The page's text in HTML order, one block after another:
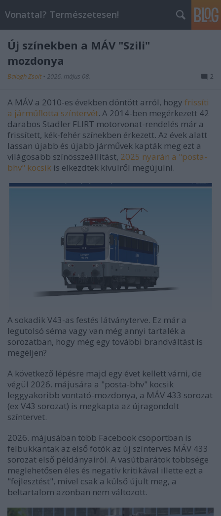
Vonattal? Természetesen!
Új színekben a MÁV "Szili"
mozdonya
Balogh Zsolt • 2026. május 08. 2
A MÁV a 2010-es években döntött arról, hogy frissíti
a járműflotta színtervét. A 2014-ben megérkezett 42
darabos Stadler FLIRT motorvonat-rendelés már a
frissített, kék-fehér színekben érkezett. Az évek alatt
lassan újabb és újabb járművek kapták meg ezt a
világosabb színösszeállítást, 2025 nyarán a "posta-
bhv" kocsik is elkezdtek kívülről megújulni.
A sokadik V43-as festés látványterve. Ez már a
legutolsó séma vagy van még annyi tartalék a
sorozatban, hogy még egy további brandváltást is
megéljen?
A következő lépésre majd egy évet kellett várni, de
végül 2026. májusára a "posta-bhv" kocsik
leggyakoribb vontató-mozdonya, a MÁV 433 sorozat
(ex V43 sorozat) is megkapta az újragondolt
színtervet.
2026. májusában több Facebook csoportban is
felbukkantak az első fotók az új színterves MÁV 433
sorozat első példányairól. A vasútbarátok többsége
meglehetősen éles és negatív kritikával illette ezt a
"fejlesztést", mivel csak a külső újult meg, a
beltartalom azonban nem változott.